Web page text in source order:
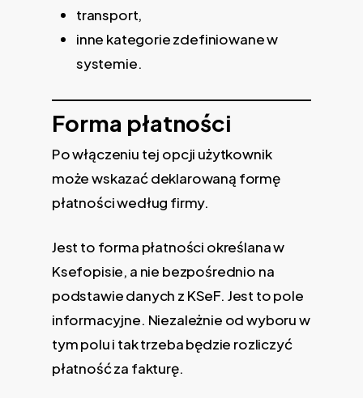
transport,
inne kategorie zdefiniowane w
systemie.
Forma płatności
Po włączeniu tej opcji użytkownik
może wskazać deklarowaną formę
płatności według firmy.
Jest to forma płatności określana w
Ksefopisie, a nie bezpośrednio na
podstawie danych z KSeF. Jest to pole
informacyjne. Niezależnie od wyboru w
tym polu i tak trzeba będzie rozliczyć
płatność za fakturę.